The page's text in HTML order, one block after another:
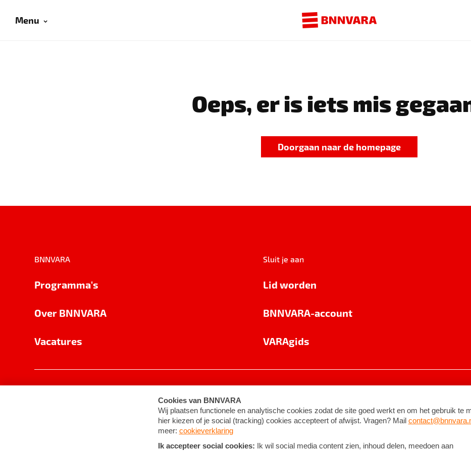
Menu
Oeps, er is iets mis
Doorgaan naar de homepage
BNNVARA
Programma's
Over BNNVARA
Vacatures
Sluit je aan
Lid worden
BNNVARA-account
VARAgids
Cookie-instellingen Algemene voorwaarden ©2026BNNVARA